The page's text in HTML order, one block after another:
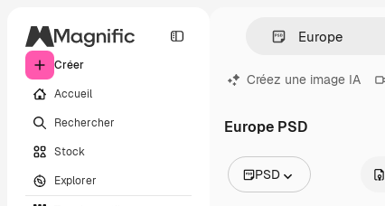
Créer
Accueil
Rechercher
Stock
Explorer
Créez une image IA
Europe PSD
PSD